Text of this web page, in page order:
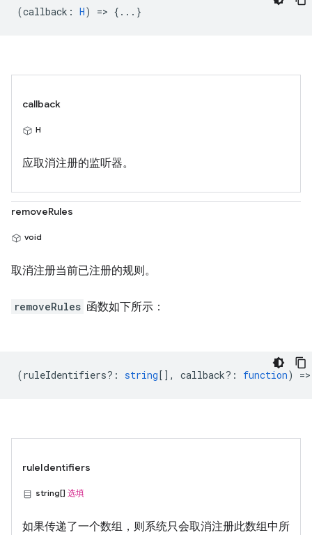
(callback : H) => {...}
callback
H
应取消注册的监听器。
removeRules
void
取消注册当前已注册的规则。
removeRules 函数如下所示：
(ruleIdentifiers? : string [], callback? : function)
ruleIdentifiers
string[] 选填
如果传递了一个数组，则系统只会取消注册此数组中所